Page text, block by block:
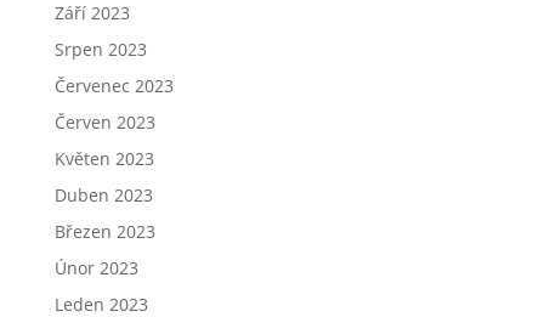
Září 2023
Srpen 2023
Červenec 2023
Červen 2023
Květen 2023
Duben 2023
Březen 2023
Únor 2023
Leden 2023